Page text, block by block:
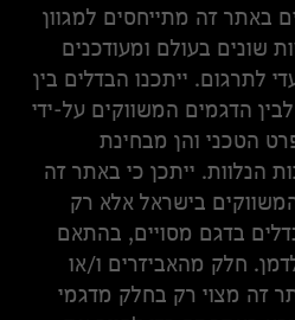
באתר זה מתייחסים למגוון
שונים בעולם ומעודכנים
לתרגום. ייתכנו הבדלים בין
הדגמים המשווקים על-ידי
הטכני והן מבחינת
הנלוות. ייתכן כי באתר זה
בישראל אלא רק
בדגם מסויים, בהתאם
חלק מהאביזרים ו/או
זה מצוי רק בחלק מדגמי